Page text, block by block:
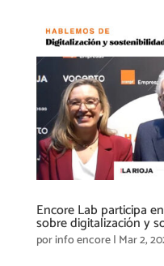
Encore Lab participa
sobre digitalización y
porinfo encore| Mar 2,